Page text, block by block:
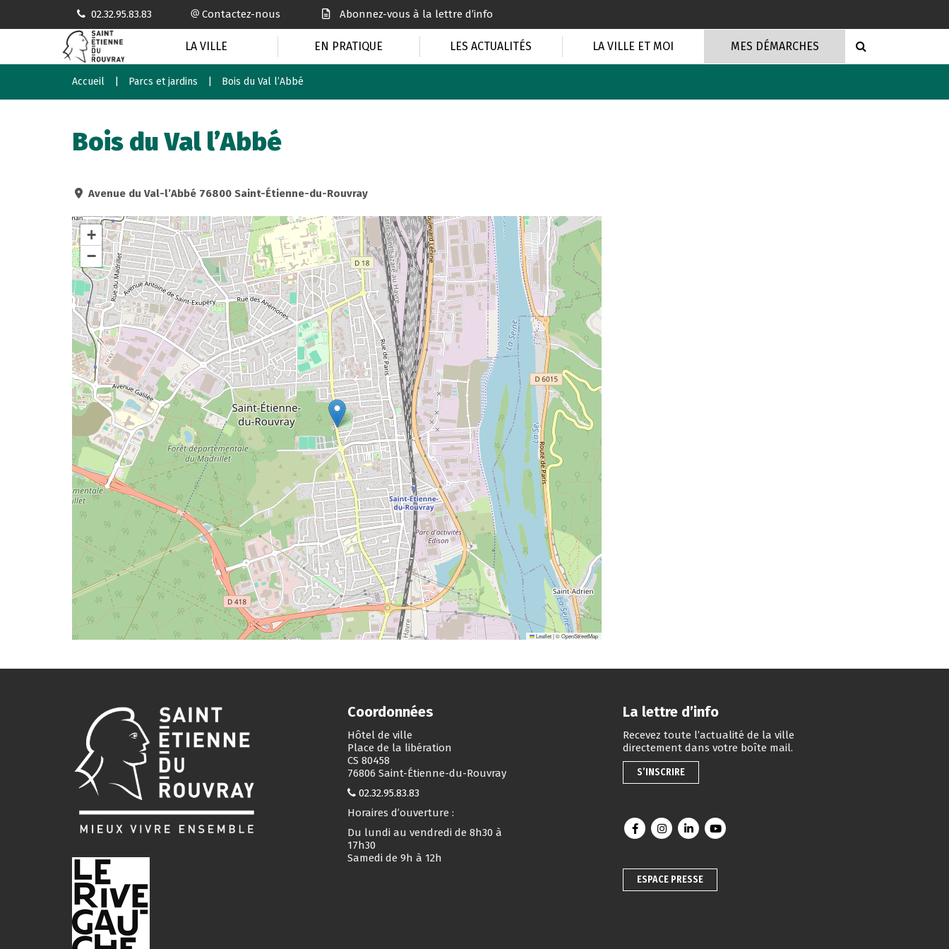
02.32.95.83.83 Contactez-nous Abonnez-vous à la lettre d’info
LA VILLE EN PRATIQUE LES ACTUALITÉS LA VILLE ET MOI MES DÉMARCHES
Accueil Parcs et jardins Bois du Val l’Abbé
Bois du Val l’Abbé
Avenue du Val-l’Abbé 76800 Saint-Étienne-du-Rouvray
+
−
Leaflet|©OpenStreetMap
Coordonnées
Hôtel de ville
Place de la libération
CS 80458
76806 Saint-Étienne-du-Rouvray
02.32.95.83.83
Horaires d’ouverture :
Du lundi au vendredi de 8h30 à
17h30
Samedi de 9h à 12h
La lettre d’info
Recevez toute l’actualité de la ville
directement dans votre boîte mail.
S’INSCRIRE
Lien vers le compte Facebook
Lien vers le compte Instagram
Lien vers le compte Linkedin
Lien vers la chaîne Youtube
ESPACE PRESSE